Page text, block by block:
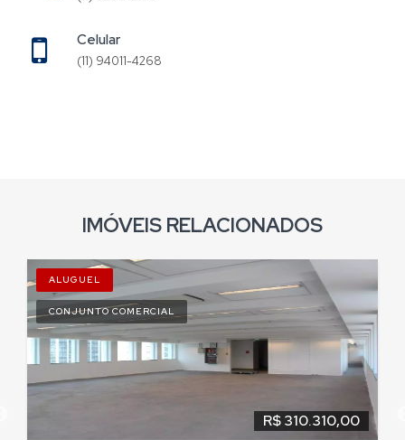
Celular
(11) 94011-4268
IMÓVEIS RELACIONADOS
ALUGUEL
CONJUNTO COMERCIAL
R$ 310.310,00